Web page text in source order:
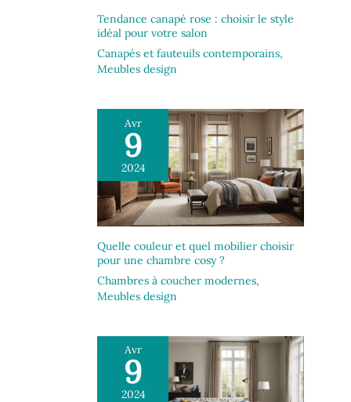
à comprendre, ce fauteuil relax se monte sans
outil et en seulement 20 minutes. Prêt à
l’emploi, sans aucun effort.
Tendance canapé rose : choisir le style
idéal pour votre salon
Canapés et fauteuils contemporains,
Meubles design
Avr
9
2024
Quelle couleur et quel mobilier choisir
pour une chambre cosy ?
Chambres à coucher modernes,
Meubles design
Avr
9
2024